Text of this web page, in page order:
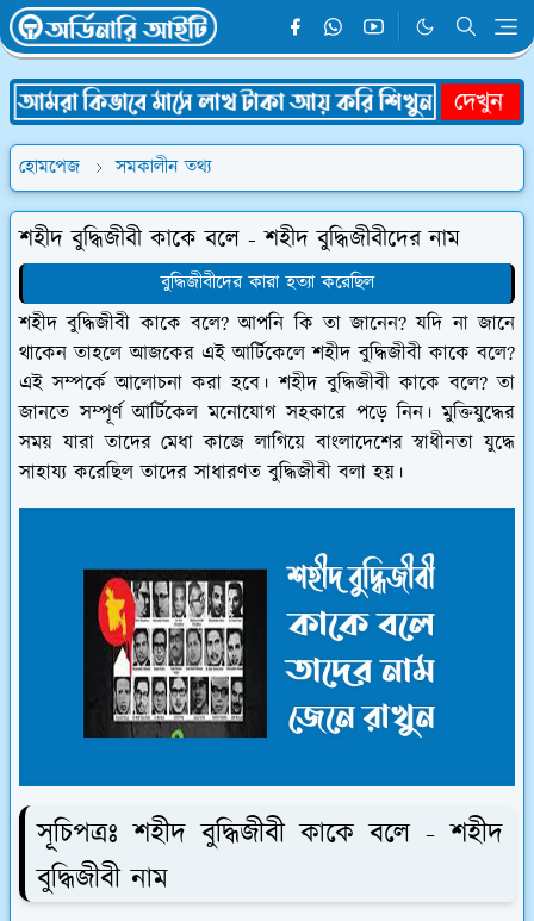
হোমপেজ সমকালীন তথ্য
শহীদ বুদ্ধিজীবী কাকে বলে - শহীদ বুদ্ধিজীবীদের নাম
বুদ্ধিজীবীদের কারা হত্যা করেছিল
শহীদ বুদ্ধিজীবী কাকে বলে? আপনি কি তা জানেন? যদি না জানে
থাকেন তাহলে আজকের এই আর্টিকেলে শহীদ বুদ্ধিজীবী কাকে বলে?
এই সম্পর্কে আলোচনা করা হবে। শহীদ বুদ্ধিজীবী কাকে বলে? তা
জানতে সম্পূর্ণ আর্টিকেল মনোযোগ সহকারে পড়ে নিন। মুক্তিযুদ্ধের
সময় যারা তাদের মেধা কাজে লাগিয়ে বাংলাদেশের স্বাধীনতা যুদ্ধে
সাহায্য করেছিল তাদের সাধারণত বুদ্ধিজীবী বলা হয়।
সূচিপত্রঃ শহীদ বুদ্ধিজীবী কাকে বলে - শহীদ
বুদ্ধিজীবী নাম